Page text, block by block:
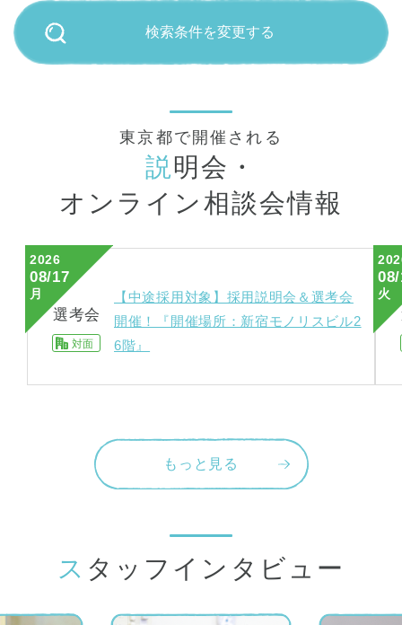
検索条件を変更する
東京都で開催される
説明会・
オンライン相談会情報
2026
08/17
月
選考会
対面
【中途採用対象】採用説明会＆選考会
開催！『開催場所：新宿モノリスビル2
6階』
火
もっと見る
スタッフインタビュー